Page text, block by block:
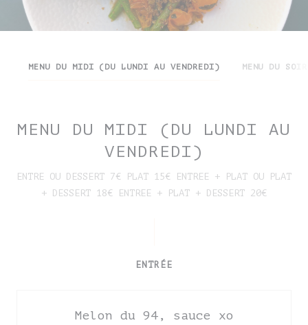
MENU DU MIDI (DU LUNDI AU VENDREDI) MENU DU SOIR
MENU DU MIDI (DU LUNDI AU
VENDREDI)
ENTRE OU DESSERT 7€ PLAT 15€ ENTREE + PLAT OU PLAT
+ DESSERT 18€ ENTREE + PLAT + DESSERT 20€
ENTRÉE
Melon du 94, sauce xo